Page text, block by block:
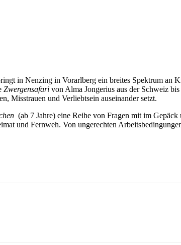
in Nenzing in Vorarlberg ein breites Spektrum an
Zwergensafari von Alma Jongerius aus der Schweiz
Misstrauen und Verliebtsein auseinander setzt.
(ab 7 Jahre) eine Reihe von Fragen mit im
und Fernweh. Von ungerechten